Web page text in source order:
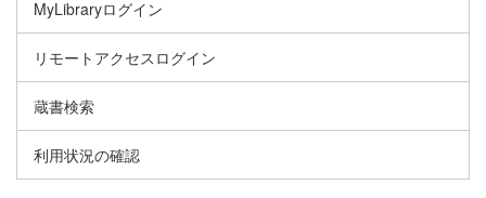
MyLibraryログイン
リモートアクセスログイン
蔵書検索
利用状況の確認